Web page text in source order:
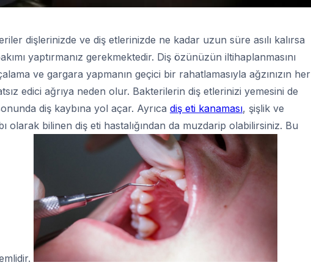
dişlerinizde ve diş etlerinizde ne kadar uzun süre asılı kalırsa
yaptırmanız gerekmektedir. Diş özünüzün iltihaplanmasını
ve gargara yapmanın geçici bir rahatlamasıyla ağzınızın her
edici ağrıya neden olur. Bakterilerin diş etlerinizi yemesini de
diş kaybına yol açar. Ayrıca diş eti kanaması, şişlik ve
olarak bilinen diş eti hastalığından da muzdarip olabilirsiniz. Bu